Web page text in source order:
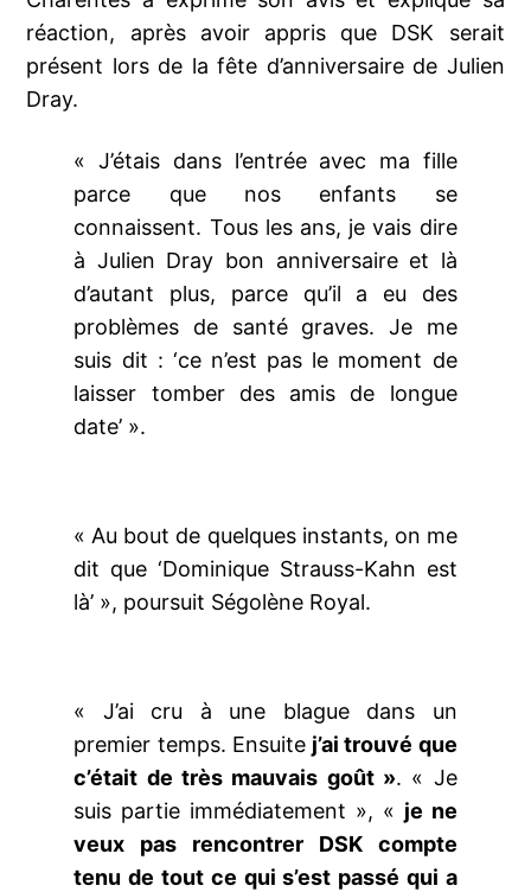
réaction, après avoir appris que DSK serait
présent lors de la fête d’anniversaire de Julien
Dray.
« J’étais dans l’entrée avec ma fille
parce que nos enfants se
connaissent. Tous les ans, je vais dire
à Julien Dray bon anniversaire et là
d’autant plus, parce qu’il a eu des
problèmes de santé graves. Je me
suis dit : ‘ce n’est pas le moment de
laisser tomber des amis de longue
date’ ».
« Au bout de quelques instants, on me
dit que ‘Dominique Strauss-Kahn est
là’ », poursuit Ségolène Royal.
« J’ai cru à une blague dans un
premier temps. Ensuite j’ai trouvé que
c’était de très mauvais goût ». « Je
suis partie immédiatement », « je ne
veux pas rencontrer DSK compte
tenu de tout ce qui s’est passé qui a